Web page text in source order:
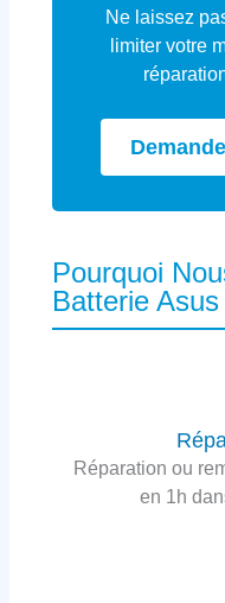
Ne laissez
limiter votre
Pourquoi
Batterie
Réparation ou
en 1h